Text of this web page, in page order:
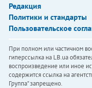
Редакция
Политики и стандарты
Пользовательское
При полном или частичном
гиперссылка на LB.ua
воспроизведение или иное
содержится ссылка на
Группа" запрещено.